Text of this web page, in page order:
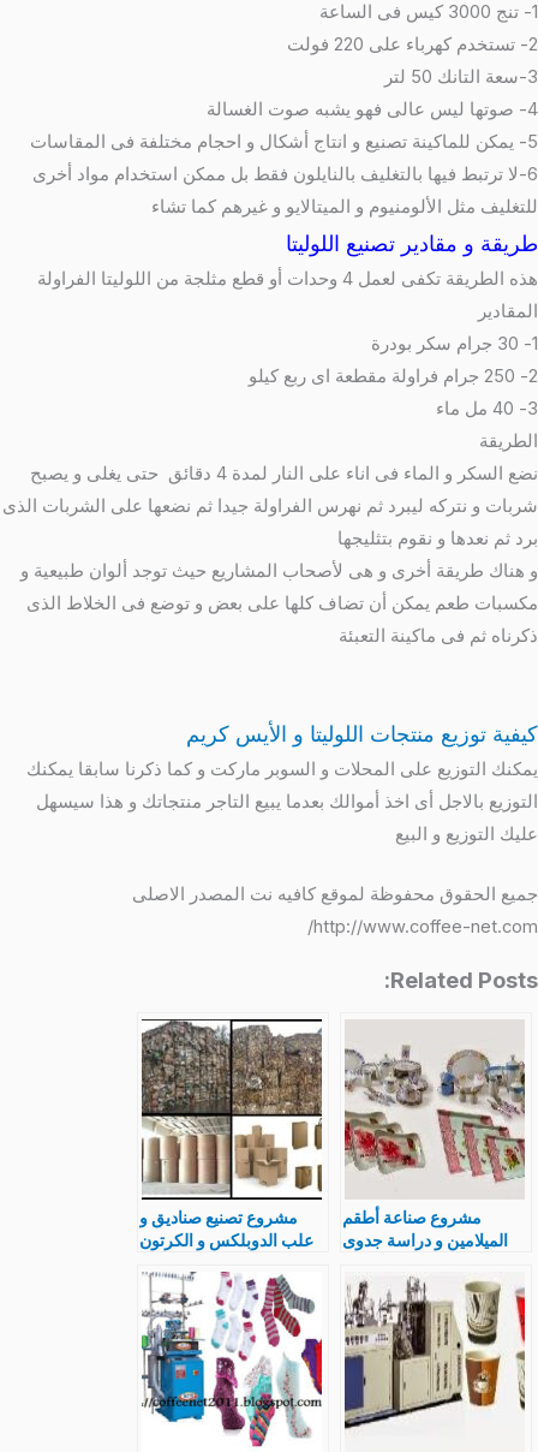
1- تنج 3000 كيس فى الساعة
2- تستخدم كهرباء على 220 فولت
3-سعة التانك 50 لتر
4- صوتها ليس عالى فهو يشبه صوت الغسالة
5- يمكن للماكينة تصنيع و انتاج أشكال و احجام مختلفة فى المقاسات
6-لا ترتبط فيها بالتغليف بالنايلون فقط بل ممكن استخدام مواد أخرى
للتغليف مثل الألومنيوم و الميتالايو و غيرهم كما تشاء
طريقة و مقادير تصنيع اللوليتا
هذه الطريقة تكفى لعمل 4 وحدات أو قطع مثلجة من اللوليتا الفراولة
المقادير
1- 30 جرام سكر بودرة
2- 250 جرام فراولة مقطعة اى ربع كيلو
3- 40 مل ماء
الطريقة
نضع السكر و الماء فى اناء على النار لمدة 4 دقائق حتى يغلى و يصبح
شربات و نتركه ليبرد ثم نهرس الفراولة جيدا ثم نضعها على الشربات الذى
برد ثم نعدها و نقوم بتثليجها
و هناك طريقة أخرى و هى لأصحاب المشاريع حيث توجد ألوان طبيعية و
مكسبات طعم يمكن أن تضاف كلها على بعض و توضع فى الخلاط الذى
ذكرناه ثم فى ماكينة التعبئة
كيفية توزيع منتجات اللوليتا و الأيس كريم
يمكنك التوزيع على المحلات و السوبر ماركت و كما ذكرنا سابقا يمكنك
التوزيع بالاجل أى اخذ أموالك بعدما يبيع التاجر منتجاتك و هذا سيسهل
عليك التوزيع و البيع
جميع الحقوق محفوظة لموقع كافيه نت المصدر الاصلى
http://www.coffee-net.com/
Related Posts:
مشروع صناعة أطقم
الميلامين و دراسة جدوى
مصنع
مشروع تصنيع صناديق و
علب الدوبلكس و الكرتون
مصنع